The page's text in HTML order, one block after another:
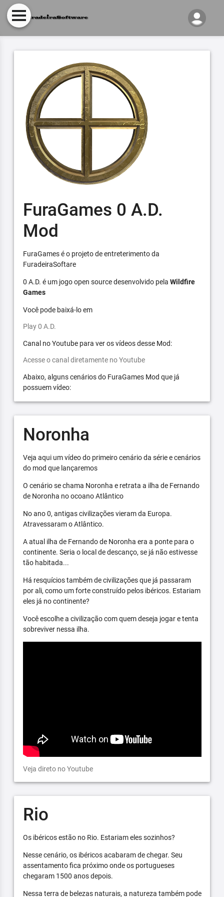
FuraGames 0 A.D.
Mod
FuraGames é o projeto de entreterimento da
FuradeiraSoftare
0 A.D. é um jogo open source desenvolvido pela Wildfire
Games
Você pode baixá-lo em
Play 0 A.D.
Canal no Youtube para ver os vídeos desse Mod:
Acesse o canal diretamente no Youtube
Abaixo, alguns cenários do FuraGames Mod que já
possuem vídeo:
Noronha
Veja aqui um vídeo do primeiro cenário da série e cenários
do mod que lançaremos
O cenário se chama Noronha e retrata a ilha de Fernando
de Noronha no ocoano Atlântico
No ano 0, antigas civilizações vieram da Europa.
Atravessaram o Atlântico.
A atual ilha de Fernando de Noronha era a ponte para o
continente. Seria o local de descanço, se já não estivesse
tão habitada...
Há resquícios também de civilizações que já passaram
por ali, como um forte construído pelos ibéricos. Estariam
eles já no continente?
Você escolhe a civilização com quem deseja jogar e tenta
sobreviver nessa ilha.
Veja direto no Youtube
Rio
Os ibéricos estão no Rio. Estariam eles sozinhos?
Nesse cenário, os ibéricos acabaram de chegar. Seu
assentamento fica próximo onde os portugueses
chegaram 1500 anos depois.
Nessa terra de belezas naturais, a natureza também pode